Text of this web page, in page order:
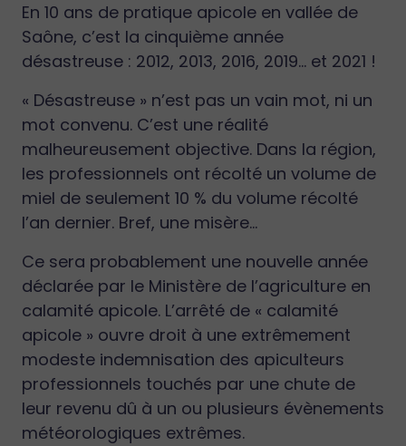
En 10 ans de pratique apicole en vallée de
Saône, c’est la cinquième année
désastreuse : 2012, 2013, 2016, 2019… et 2021 !
« Désastreuse » n’est pas un vain mot, ni un
mot convenu. C’est une réalité
malheureusement objective. Dans la région,
les professionnels ont récolté un volume de
miel de seulement 10 % du volume récolté
l’an dernier. Bref, une misère…
Ce sera probablement une nouvelle année
déclarée par le Ministère de l’agriculture en
calamité apicole. L’arrêté de « calamité
apicole » ouvre droit à une extrêmement
modeste indemnisation des apiculteurs
professionnels touchés par une chute de
leur revenu dû à un ou plusieurs évènements
météorologiques extrêmes.